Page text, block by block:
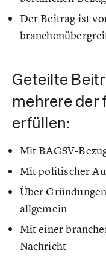
Der Beitrag ist
Geteilte
mehrere der
erfüllen:
Mit BAGSV-
Mit politischer
Über
allgemein
Mit einer
Nachricht